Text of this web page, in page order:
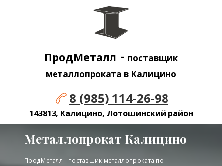
ПродМеталл - поставщик
металлопроката в Калицино
8 (985) 114-26-98
143813, Калицино, Лотошинский район
Металлопрокат Калицино
ПродМеталл - поставщик металлопроката по